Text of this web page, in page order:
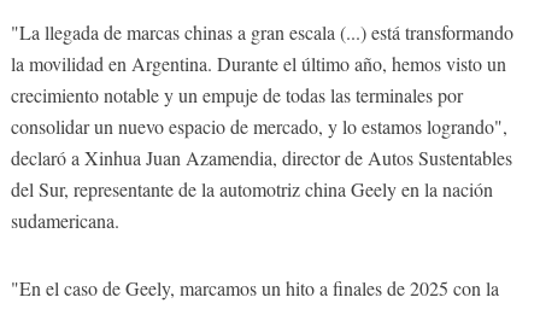
"La llegada de marcas chinas a gran escala (...) está transformando
la movilidad en Argentina. Durante el último año, hemos visto un
crecimiento notable y un empuje de todas las terminales por
consolidar un nuevo espacio de mercado, y lo estamos logrando",
declaró a Xinhua Juan Azamendia, director de Autos Sustentables
del Sur, representante de la automotriz china Geely en la nación
sudamericana.
"En el caso de Geely, marcamos un hito a finales de 2025 con la